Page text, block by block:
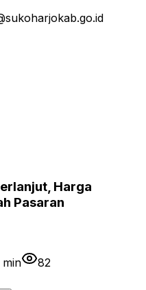
Harga
Pasaran
min
82